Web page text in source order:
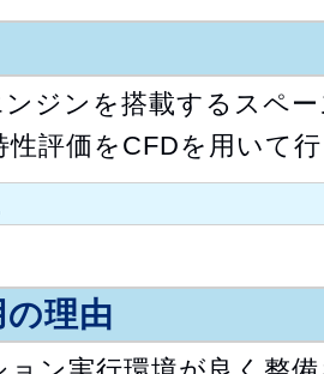
ンジンを搭載するスペ
性評価をCFDを用いて
理由